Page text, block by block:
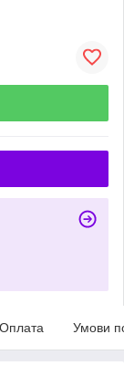
Оплата Умови